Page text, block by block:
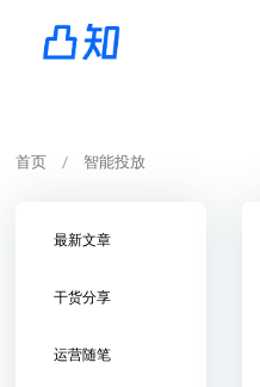
首页 智能投放
最新文章
干货分享
运营随笔